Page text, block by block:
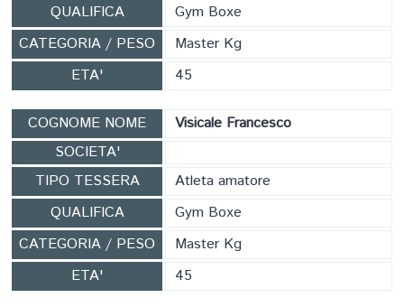
QUALIFICA
Gym Boxe
CATEGORIA / PESO
Master Kg
ETA'
45
COGNOME NOME
Visicale Francesco
SOCIETA'
TIPO TESSERA
Atleta amatore
QUALIFICA
Gym Boxe
CATEGORIA / PESO
Master Kg
ETA'
45